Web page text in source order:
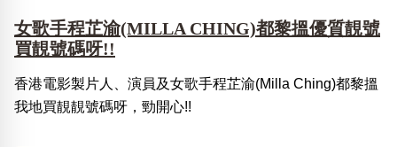
女歌手程芷渝(MILLA CHING)都黎搵優質靚號
買靚號碼呀!!
香港電影製片人、演員及女歌手程芷渝(Milla Ching)都黎搵
我地買靚靚號碼呀，勁開心!!